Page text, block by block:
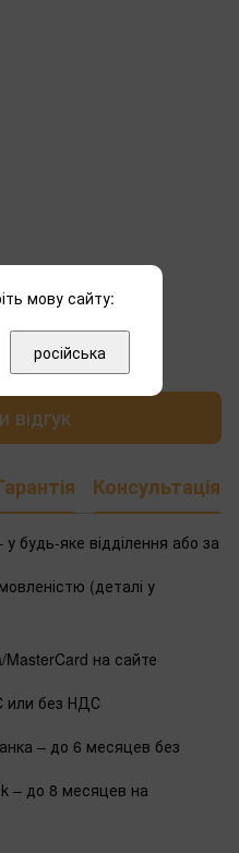
відгук
відгук
Консультація
у будь-яке відділення або за
(деталі у
на сайте
или без НДС
– до 6 месяцев без
– до 8 месяцев на
мову сайту:
російська